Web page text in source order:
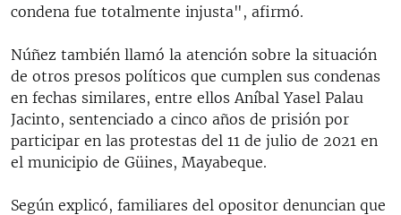
condena fue totalmente injusta", afirmó.
Núñez también llamó la atención sobre la situación
de otros presos políticos que cumplen sus condenas
en fechas similares, entre ellos Aníbal Yasel Palau
Jacinto, sentenciado a cinco años de prisión por
participar en las protestas del 11 de julio de 2021 en
el municipio de Güines, Mayabeque.
Según explicó, familiares del opositor denuncian que